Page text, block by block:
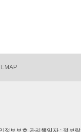
정보보호 관리책임자 : 정보람